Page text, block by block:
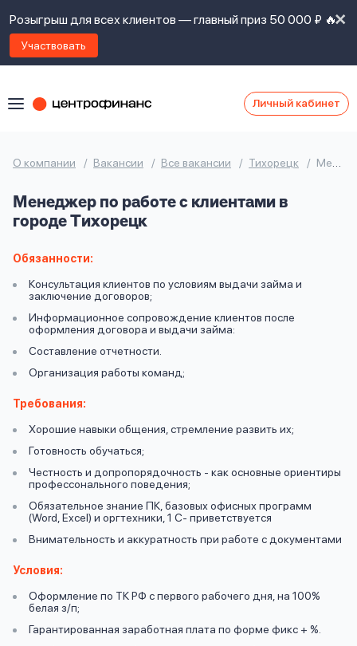
Розыгрыш для всех клиентов — главный приз 50 000 ₽ 🔥
Участвовать
Личный кабинет
О компании Вакансии Все вакансии Тихорецк Менеджер по работе с клиентами
Менеджер по работе с клиентами в
городе Тихорецк
Обязанности:
Консультация клиентов по условиям выдачи займа и
заключение договоров;
Информационное сопровождение клиентов после
оформления договора и выдачи займа:
Составление отчетности.
Организация работы команд;
Требования:
Хорошие навыки общения, стремление развить их;
Готовность обучаться;
Честность и допропорядочность - как основные ориентиры
профессонального поведения;
Обязательное знание ПК, базовых офисных программ
(Word, Excel) и оргтехники, 1 С- приветствуется
Внимательность и аккуратность при работе с документами
Условия:
Оформление по ТК РФ с первого рабочего дня, на 100%
белая з/п;
Гарантированная заработная плата по форме фикс + %.
Оформить заявку
контакты
Задать
вопрос
Ответы
Ок
Ок
Я
правилами
предоставления
политикой
даю
согласие
на
обработку
личных
данных